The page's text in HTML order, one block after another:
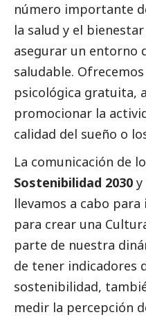
número importante
la salud y el
asegurar un entorno
saludable.
psicológica gratuita,
promocionar la
calidad del sueño o
La comunicación de
Sostenibilidad 2030 y
llevamos a cabo
para crear una
parte de nuestra
de tener indicadores
sostenibilidad,
medir la percepción